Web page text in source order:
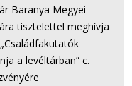
Baranya Megyei
tisztelettel meghívja
a levéltárban” c.